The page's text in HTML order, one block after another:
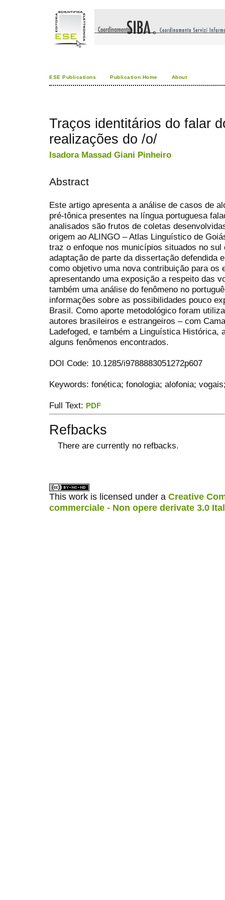
ESE Publications Publication Home About
Traços identitários do falar
realizações do /o/
Isadora Massad Giani Pinheiro
Abstract
Este artigo apresenta a análise de casos de
pré-tônica presentes na língua portuguesa
analisados são frutos de coletas
origem ao ALINGO – Atlas Linguístico de
traz o enfoque nos municípios situados no
adaptação de parte da dissertação defendida
como objetivo uma nova contribuição para os
apresentando uma exposição a respeito das
também uma análise do fenômeno no
informações sobre as possibilidades pouco
Brasil. Como aporte metodológico foram
autores brasileiros e estrangeiros – com
Ladefoged, e também a Linguística Histórica,
alguns fenômenos encontrados.
DOI Code: 10.1285/i9788883051272p607
Keywords: fonética; fonologia; alofonia;
Full Text: PDF
Refbacks
There are currently no refbacks.
This work is licensed under a Creative
commerciale - Non opere derivate 3.0